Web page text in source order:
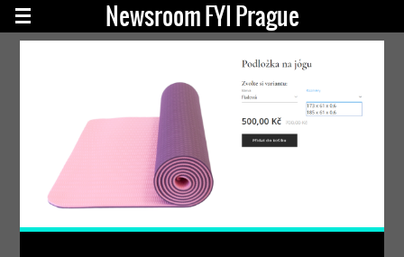
Newsroom FYI Prague